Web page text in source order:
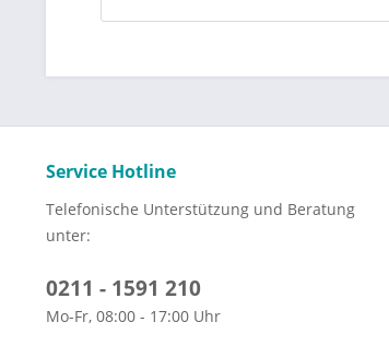
Service Hotline
Telefonische Unterstützung und Beratung
unter:
0211 - 1591 210
Mo-Fr, 08:00 - 17:00 Uhr